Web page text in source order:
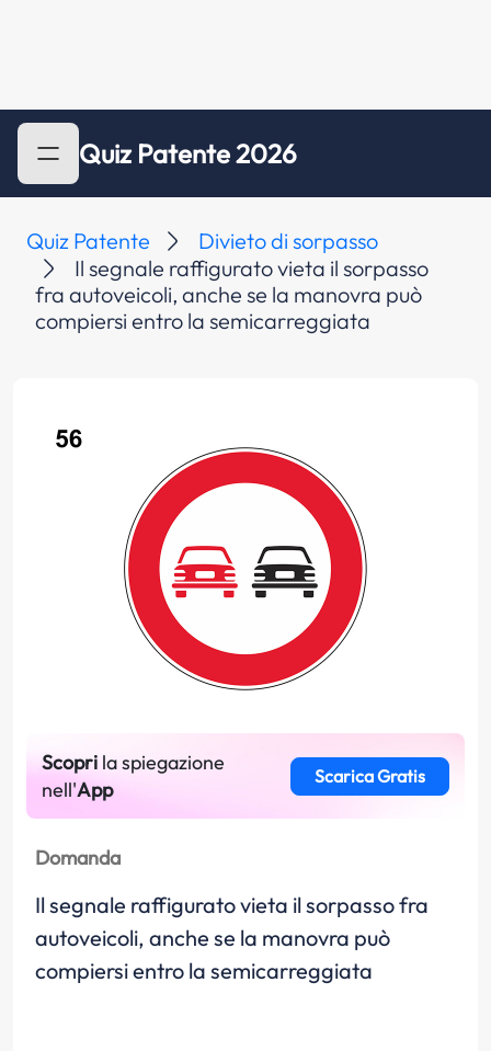
Quiz Patente 2026
Quiz Patente
Divieto di sorpasso
Il segnale raffigurato vieta il sorpasso
fra autoveicoli, anche se la manovra può
compiersi entro la semicarreggiata
Scopri la spiegazione
nell'App
Scarica Gratis
Domanda
Il segnale raffigurato vieta il sorpasso fra
autoveicoli, anche se la manovra può
compiersi entro la semicarreggiata